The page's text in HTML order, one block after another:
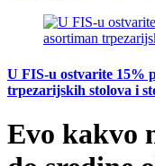
U FIS-u ostvarite 15%
trpezarijskih stolova i
Evo kakvo